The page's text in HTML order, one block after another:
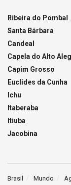
Ribeira do Pombal
Santa Bárbara
Candeal
Capela do Alto
Capim Grosso
Euclides da Cunha
Ichu
Itaberaba
Itiuba
Jacobina
Brasil Mundo